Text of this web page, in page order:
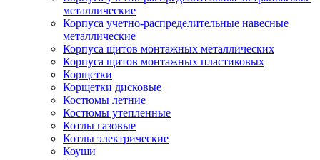
металлические
Корпуса учетно-распределительные навесные
металлические
Корпуса щитов монтажных металлических
Корпуса щитов монтажных пластиковых
Корщетки
Корщетки дисковые
Костюмы летние
Костюмы утепленные
Котлы газовые
Котлы электрические
Коуши